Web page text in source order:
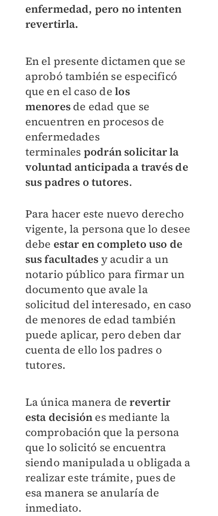
enfermedad, pero no intenten
revertirla.
En el presente dictamen que se
aprobó también se especificó
que en el caso delos
menores de edad que se
encuentren en procesos de
enfermedades
terminales podrán solicitar la
voluntad anticipada a través de
sus padres o tutores.
Para hacer este nuevo derecho
vigente, la persona que lo desee
debe estar en completo uso de
sus facultades y acudir a un
notario público para firmar un
documento que avale la
solicitud del interesado, en caso
de menores de edad también
puede aplicar, pero deben dar
cuenta de ello los padres o
tutores.
La única manera de revertir
esta decisión es mediante la
comprobación que la persona
que lo solicitó se encuentra
siendo manipulada u obligada a
realizar este trámite, pues de
esa manera se anularía de
inmediato.